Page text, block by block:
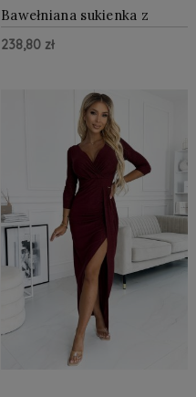
Bawełniana sukienka z
dekoltem na plecach
Bordowa NU189-11
238,80 zł